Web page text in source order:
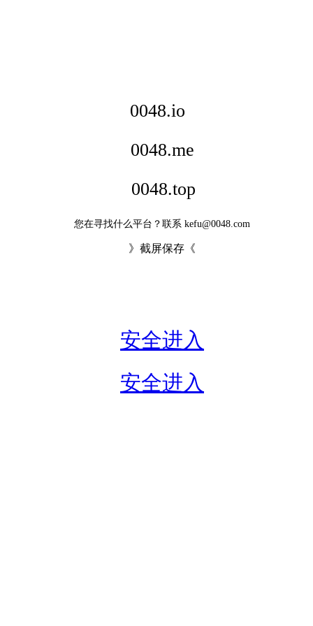
0048.io
0048.me
0048.top
您在寻找什么平台？联系 kefu@0048.com
》截屏保存《
安全进入
安全进入